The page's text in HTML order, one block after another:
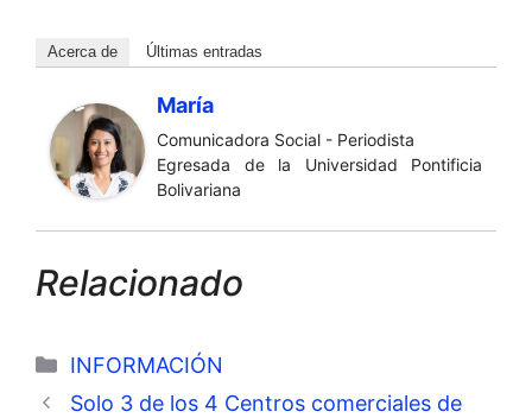
Acerca de Últimas entradas
María
Comunicadora Social - Periodista
Egresada de la Universidad Pontificia
Bolivariana
Relacionado
Categorías
INFORMACIÓN
Solo 3 de los 4 Centros comerciales de